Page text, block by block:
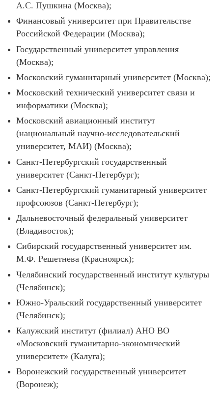
А.С. Пушкина (Москва);
Финансовый университет при Правительстве
Российской Федерации (Москва);
Государственный университет управления
(Москва);
Московский гуманитарный университет (Москва);
Московский технический университет связи и
информатики (Москва);
Московский авиационный институт
(национальный научно-исследовательский
университет, МАИ) (Москва);
Санкт-Петербургский государственный
университет (Санкт-Петербург);
Санкт-Петербургский гуманитарный университет
профсоюзов (Санкт-Петербург);
Дальневосточный федеральный университет
(Владивосток);
Сибирский государственный университет им.
М.Ф. Решетнева (Красноярск);
Челябинский государственный институт культуры
(Челябинск);
Южно-Уральский государственный университет
(Челябинск);
Калужский институт (филиал) АНО ВО
«Московский гуманитарно-экономический
университет» (Калуга);
Воронежский государственный университет
(Воронеж);